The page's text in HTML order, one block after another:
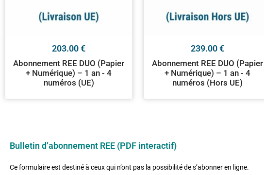
203.00€
Abonnement REE DUO (Papier
+ Numérique) – 1 an - 4
numéros (UE)
239.00€
Abonnement REE DUO (Papier
+ Numérique) – 1 an - 4
numéros (Hors UE)
Bulletin d’abonnement REE (PDF interactif)
Ce formulaire est destiné à ceux qui n’ont pas la possibilité de s’abonner en ligne.